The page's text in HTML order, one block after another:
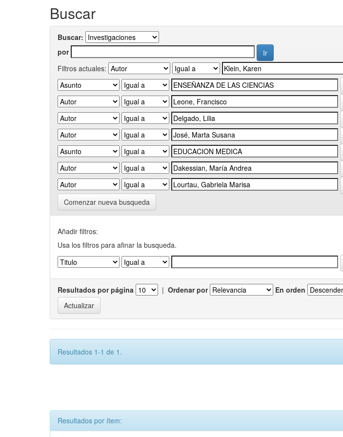
Buscar
Buscar:
por
Filtros actuales:
Comenzar nueva busqueda
Añadir filtros:
Usa los filtros para afinar la busqueda.
Resultados por página | Ordenar por En orden
Resultados 1-1 de 1.
Resultados por ítem: